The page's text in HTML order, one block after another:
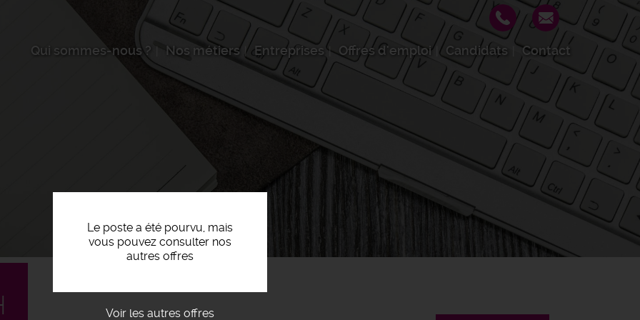
Qui sommes-nous ? Nos métiers Entreprises Offres d'emploi Candidats Contact
Le poste a été pourvu, mais
vous pouvez consulter nos
autres offres
Voir les autres offres